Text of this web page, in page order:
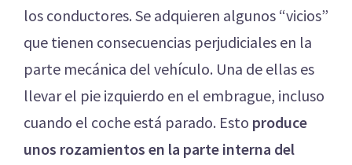
los conductores. Se adquieren algunos “vicios”
que tienen consecuencias perjudiciales en la
parte mecánica del vehículo. Una de ellas es
llevar el pie izquierdo en el embrague, incluso
cuando el coche está parado. Esto produce
unos rozamientos en la parte interna del